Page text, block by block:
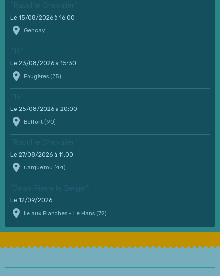
"Raoul le Chevalier"
Le 15/08/2026 à 16:00
Gencay
"16"
Le 23/08/2026 à 15:30
Fougères (35)
"16"
Le 25/08/2026 à 20:00
Belfort (90)
"Raoul le Chevalier"
Le 27/08/2026 à 11:00
Carquefou (44)
"Jean-Pierre le Berger"
Le 12/09/2026
Ile aux Planches - Le Mans (72)